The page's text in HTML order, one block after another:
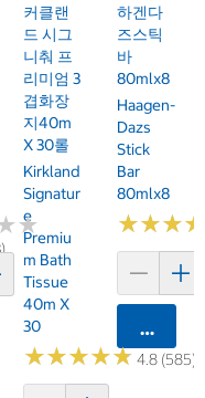
★
★
담기
커클랜
드 시그
니춰 프
리미엄 3
겹화장
지40m
X 30롤
Kirkland
Signatur
E
Premiu
M Bath
Tissue
40m X
30
★★★★★
★★★★★4.8 (585)
하겐다
즈스틱
바
80mlx8
Haagen-
Dazs
Stick
Bar
80mlx8
★★★
★★★
카트에